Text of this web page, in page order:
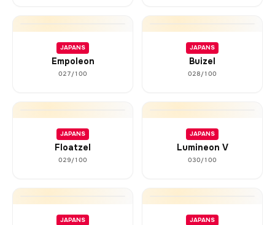
JAPANS
Empoleon
027/100
JAPANS
Buizel
028/100
JAPANS
Floatzel
029/100
JAPANS
Lumineon V
030/100
JAPANS JAPANS